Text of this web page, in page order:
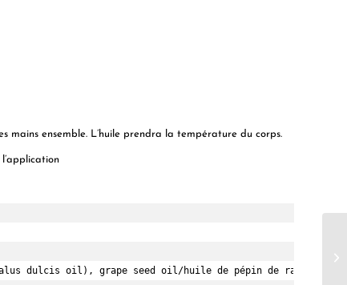
ensemble. L’huile prendra la température du corps.
dulcis oil), grape seed oil/huile de pépin de